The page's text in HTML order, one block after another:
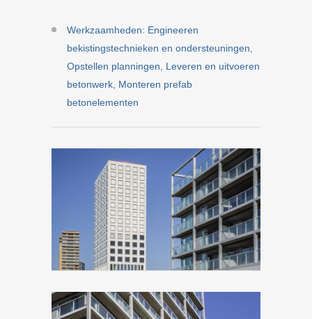
Werkzaamheden: Engineeren
bekistingstechnieken en ondersteuningen,
Opstellen planningen, Leveren en uitvoeren
betonwerk, Monteren prefab
betonelementen